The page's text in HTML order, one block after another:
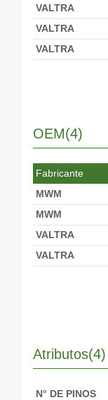
VALTRA
VALTRA
VALTRA
OEM(4)
Fabricante
MWM
MWM
VALTRA
VALTRA
Atributos(4)
N° DE PINOS